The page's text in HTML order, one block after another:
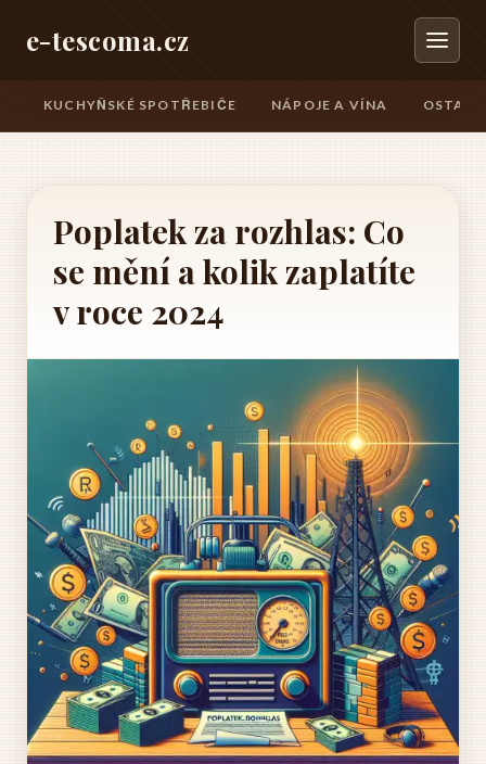
e-tescoma.cz
KUCHYŇSKÉ SPOTŘEBIČE NÁPOJE A VÍNA
Poplatek za rozhlas: Co
se mění a kolik zaplatíte
v roce 2024